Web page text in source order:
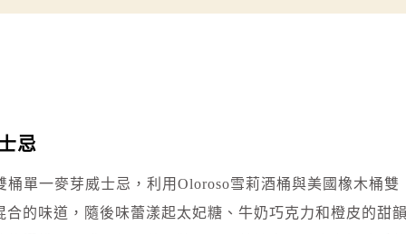
忌
桶單一麥芽威士忌，利用Oloroso雪莉酒桶與美國橡木桶雙
的味道，隨後味蕾漾起太妃糖、牛奶巧克力和橙皮的甜